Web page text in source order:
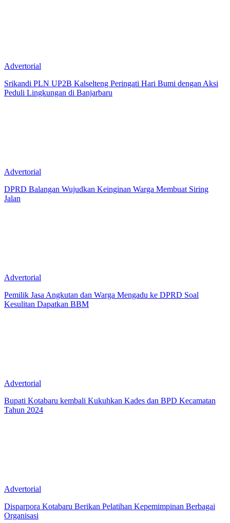
Advertorial
Srikandi PLN UP2B Kalselteng Peringati Hari Bumi dengan Aksi
Peduli Lingkungan di Banjarbaru
Advertorial
DPRD Balangan Wujudkan Keinginan Warga Membuat Siring
Jalan
Advertorial
Pemilik Jasa Angkutan dan Warga Mengadu ke DPRD Soal
Kesulitan Dapatkan BBM
Advertorial
Bupati Kotabaru kembali Kukuhkan Kades dan BPD Kecamatan
Tahun 2024
Advertorial
Disparpora Kotabaru Berikan Pelatihan Kepemimpinan Berbagai
Organisasi